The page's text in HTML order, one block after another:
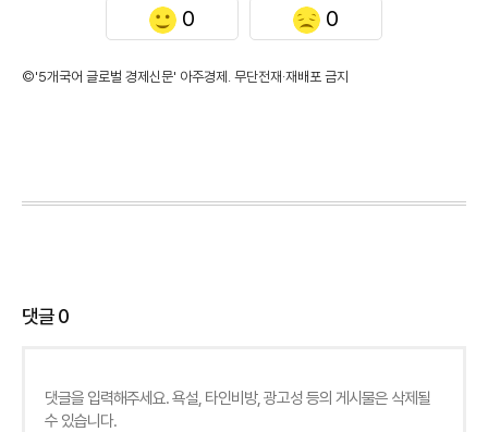
0 0
©'5개국어 글로벌 경제신문' 아주경제. 무단전재·재배포 금지
댓글0